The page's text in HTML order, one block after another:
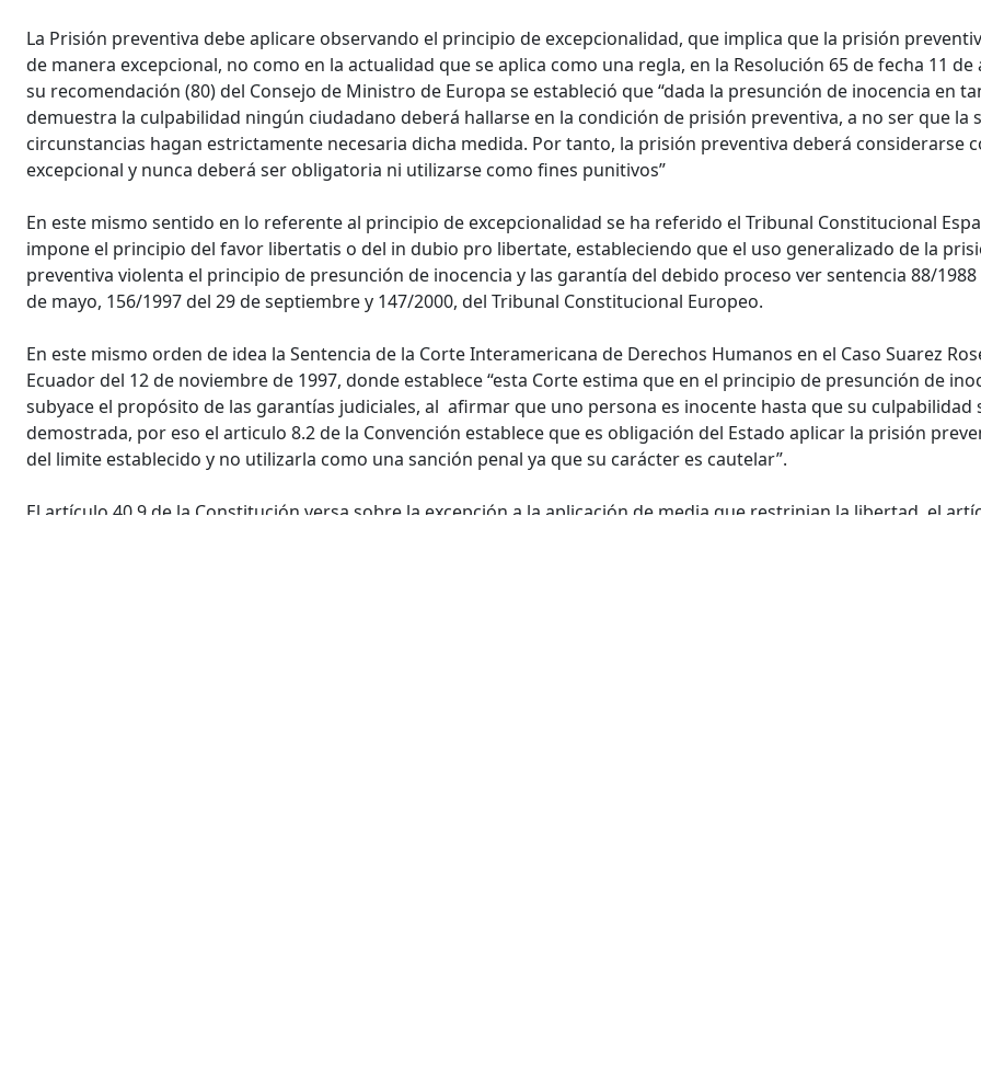
La Prisión preventiva debe aplicare observando el principio de excepcionalidad, que implica que la prisión
de manera excepcional, no como en la actualidad que se aplica como una regla, en la Resolución 65 de fecha 11 de
su recomendación (80) del Consejo de Ministro de Europa se estableció que “dada la presunción de inocencia en
demuestra la culpabilidad ningún ciudadano deberá hallarse en la condición de prisión preventiva, a no ser que la
circunstancias hagan estrictamente necesaria dicha medida. Por tanto, la prisión preventiva deberá considerarse
excepcional y nunca deberá ser obligatoria ni utilizarse como fines punitivos”
En este mismo sentido en lo referente al principio de excepcionalidad se ha referido el Tribunal Constitucional
impone el principio del favor libertatis o del in dubio pro libertate, estableciendo que el uso generalizado de la
preventiva violenta el principio de presunción de inocencia y las garantía del debido proceso ver sentencia 88/1988
de mayo, 156/1997 del 29 de septiembre y 147/2000, del Tribunal Constitucional Europeo.
En este mismo orden de idea la Sentencia de la Corte Interamericana de Derechos Humanos en el Caso Suarez
Ecuador del 12 de noviembre de 1997, donde establece “esta Corte estima que en el principio de presunción de
subyace el propósito de las garantías judiciales, al afirmar que uno persona es inocente hasta que su culpabilidad
demostrada, por eso el articulo 8.2 de la Convención establece que es obligación del Estado aplicar la prisión
del limite establecido y no utilizarla como una sanción penal ya que su carácter es cautelar”.
El artículo 40.9 de la Constitución versa sobre la excepción a la aplicación de media que restrinjan la libertad, el